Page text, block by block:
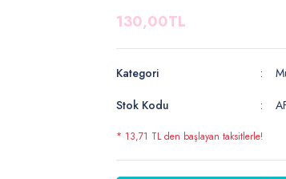
130,00TL
Kategori
Stok Kodu
* 13,71 TL den başlayan taksitlerle!